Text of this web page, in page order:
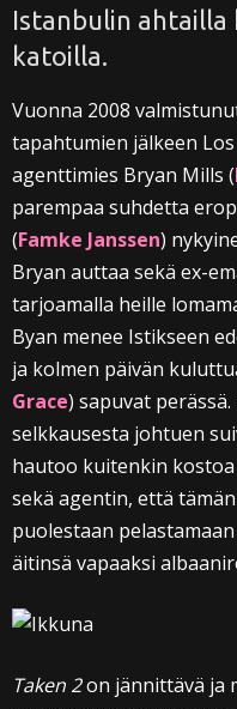
Istanbulin ahtailla
katoilla.
Vuonna 2008
tapahtumien jälkeen Los
agenttimies Bryan Mills (
parempaa suhdetta
(Famke Janssen)
Bryan auttaa sekä ex-
tarjoamalla heille
Byan menee Istikseen
ja kolmen päivän
Grace) sapuvat
selkkausesta johtuen
hautoo kuitenkin
sekä agentin, että
puolestaan
äitinsä vapaaksi
Taken 2on jännittävä ja